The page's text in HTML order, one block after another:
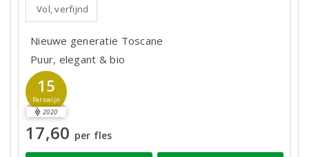
Vol, verfijnd
Nieuwe generatie Toscane
Puur, elegant & bio
15
Perswijn
2020
17,60 per fles